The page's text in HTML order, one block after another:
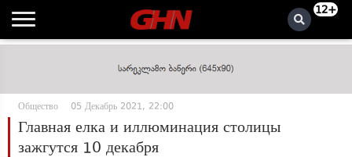
12+
Общество 05 Декабрь 2021, 22:00
Главная елка и иллюминация столицы
зажгутся 10 декабря